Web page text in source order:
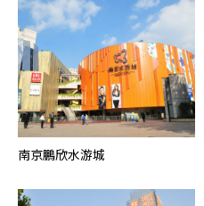
南京鵬欣水游城